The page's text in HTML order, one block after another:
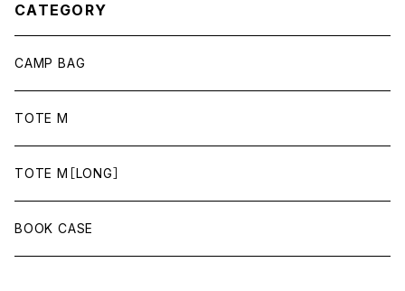
CATEGORY
CAMP BAG
TOTE M
TOTE M［LONG］
BOOK CASE